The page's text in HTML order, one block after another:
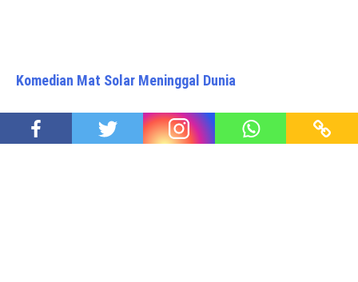
Komedian Mat Solar Meninggal Dunia